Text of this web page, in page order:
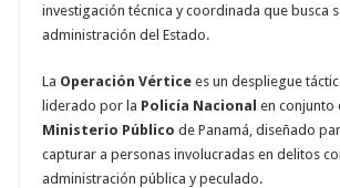
investigación técnica y coordinada que busca
administración del Estado.
La Operación Vértice es un despliegue
liderado por la Policía Nacional en conjunto
Ministerio Público de Panamá, diseñado
capturar a personas involucradas en delitos
administración pública y peculado.